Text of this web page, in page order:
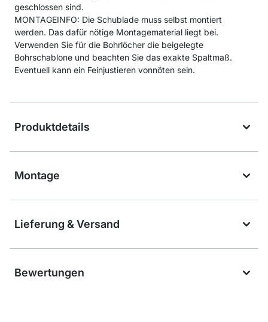
geschlossen sind.
MONTAGEINFO: Die Schublade muss selbst montiert
werden. Das dafür nötige Montagematerial liegt bei.
Verwenden Sie für die Bohrlöcher die beigelegte
Bohrschablone und beachten Sie das exakte Spaltmaß.
Eventuell kann ein Feinjustieren vonnöten sein.
Produktdetails
Montage
Lieferung & Versand
Bewertungen